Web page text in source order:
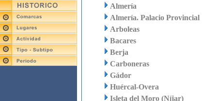
Almería
Almería. Palacio Provincial
Arboleas
Bacares
Berja
Carboneras
Gádor
Huércal-Overa
Isleta del Moro (Níjar)